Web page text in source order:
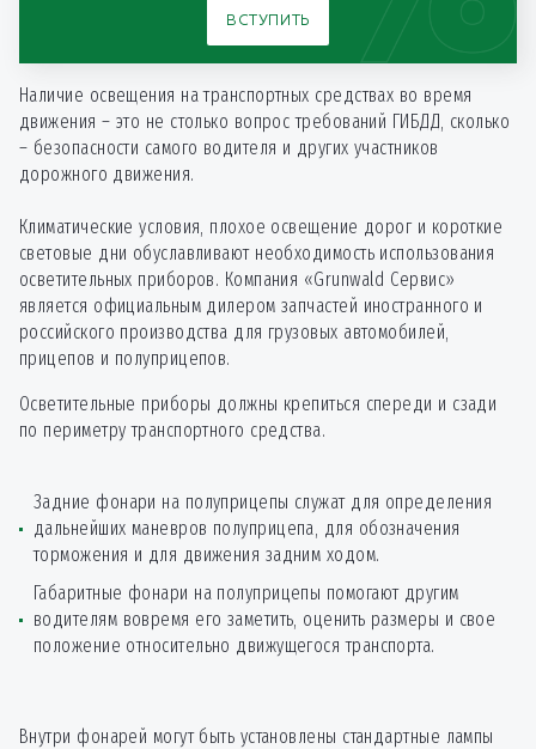
600
Замена питающего
провода EBS
от5500 *
Замена электрического
жгута (самосвал)
Ремонт проводки от1500 *
Ремонт
электропроводки
1500
ВСТУПИТЬ
Наличие освещения на транспортных средствах во время
движения – это не столько вопрос требований ГИБДД, сколько
– безопасности самого водителя и других участников
дорожного движения.
Климатические условия, плохое освещение дорог и короткие
световые дни обуславливают необходимость использования
осветительных приборов. Компания «Grunwald Сервис»
является официальным дилером запчастей иностранного и
российского производства для грузовых автомобилей,
прицепов и полуприцепов.
Осветительные приборы должны крепиться спереди и сзади
по периметру транспортного средства.
Задние фонари на полуприцепы служат для определения
дальнейших маневров полуприцепа, для обозначения
торможения и для движения задним ходом.
Габаритные фонари на полуприцепы помогают другим
водителям вовремя его заметить, оценить размеры и свое
положение относительно движущегося транспорта.
Внутри фонарей могут быть установлены стандартные лампы